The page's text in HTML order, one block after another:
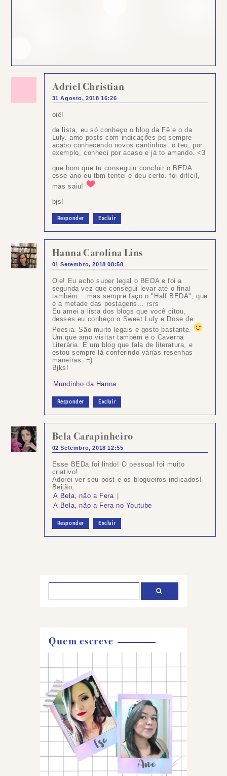
Adriel Christian
31 Agosto, 2018 16:26
oiê!
da lista, eu só conheço o blog da Fê e o da
Luly. amo posts com indicações pq sempre
acabo conhecendo novos cantinhos. o teu, por
exemplo, conheci por acaso e já to amando. <3
que bom que tu conseguiu concluir o BEDA.
esse ano eu tbm tentei e deu certo. foi difícil,
mas saiu!
bjs!
Responder Excluir
Hanna Carolina Lins
01 Setembro, 2018 08:58
Oie! Eu acho super legal o BEDA e foi a
segunda vez que consegui levar até o final
também... mas sempre faço o "Half BEDA", que
é a metade das postagens... rsrs
Eu amei a lista dos blogs que você citou,
desses eu conheço o Sweet Luly e Dose de
Poesia. São muito legais e gosto bastante.
Um que amo visitar também é o Caverna
Literária. É um blog que fala de literatura, e
estou sempre lá conferindo várias resenhas
maneiras. =)
Bjks!
Mundinho da Hanna
Responder Excluir
Bela Carapinheiro
02 Setembro, 2018 12:55
Esse BEDa foi lindo! O pessoal foi muito
criativo!
Adorei ver seu post e os blogueiros indicados!
Beijão,
A Bela, não a Fera |
A Bela, não a Fera no Youtube
Responder Excluir
Quem escreve